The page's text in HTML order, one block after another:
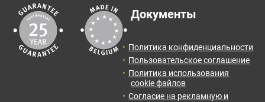
Количество:
упак.
Итоговая
площадь:
0м2
Цена от:
Отправить заявку с расчетом менеджеру для
получения информации и оформления заказа.
Сообщение Документы
Политика конфиденциальности
Пользовательское соглашение
Политика использования
cookie файлов
Согласие на рекламную и